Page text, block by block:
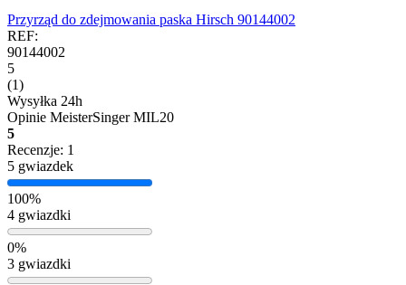
Przyrząd do zdejmowania paska Hirsch 90144002
REF:
90144002
5
(1)
Wysyłka 24h
Opinie MeisterSinger MIL20
5
Recenzje: 1
5 gwiazdek
100%
4 gwiazdki
0%
3 gwiazdki